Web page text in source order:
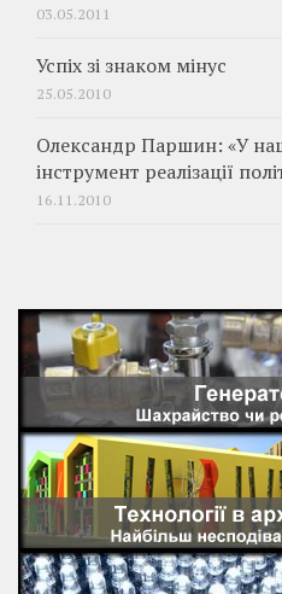
03.05.2011
Успіх зі знаком мінус
25.05.2010
Олександр Паршин: «У
інструмент реалізації
16.11.2010